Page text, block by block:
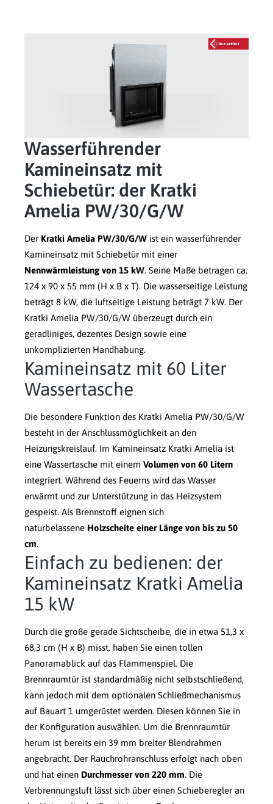
Wasserführender
Kamineinsatz mit
Schiebetür: der Kratki
Amelia PW/30/G/W
Der Kratki Amelia PW/30/G/W ist ein wasserführender
Kamineinsatz mit Schiebetür mit einer
Nennwärmleistung von 15 kW. Seine Maße betragen ca.
124 x 90 x 55 mm (H x B x T). Die wasserseitige Leistung
beträgt 8 kW, die luftseitige Leistung beträgt 7 kW. Der
Kratki Amelia PW/30/G/W überzeugt durch ein
geradliniges, dezentes Design sowie eine
unkomplizierten Handhabung.
Kamineinsatz mit 60 Liter
Wassertasche
Die besondere Funktion des Kratki Amelia PW/30/G/W
besteht in der Anschlussmöglichkeit an den
Heizungskreislauf. Im Kamineinsatz Kratki Amelia ist
eine Wassertasche mit einem Volumen von 60 Litern
integriert. Während des Feuerns wird das Wasser
erwärmt und zur Unterstützung in das Heizsystem
gespeist. Als Brennstoff eignen sich
naturbelassene Holzscheite einer Länge von bis zu 50
cm.
Einfach zu bedienen: der
Kamineinsatz Kratki Amelia
15 kW
Durch die große gerade Sichtscheibe, die in etwa 51,3 x
68,3 cm (H x B) misst, haben Sie einen tollen
Panoramablick auf das Flammenspiel. Die
Brennraumtür ist standardmäßig nicht selbstschließend,
kann jedoch mit dem optionalen Schließmechanismus
auf Bauart 1 umgerüstet werden. Diesen können Sie in
der Konfiguration auswählen. Um die Brennraumtür
herum ist bereits ein 39 mm breiter Blendrahmen
angebracht. Der Rauchrohranschluss erfolgt nach oben
und hat einen Durchmesser von 220 mm. Die
Verbrennungsluft lässt sich über einen Schieberegler an